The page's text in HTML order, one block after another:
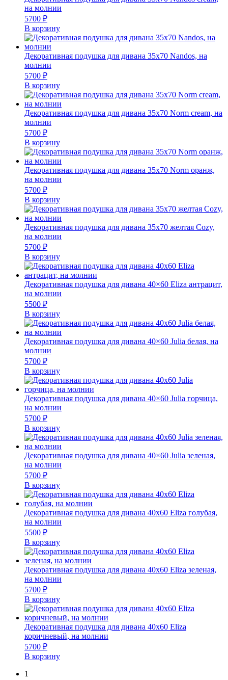
на молнии
5700 ₽
В корзину
Декоративная подушка для дивана 35х70 Nandos, на
молнии
5700 ₽
В корзину
Декоративная подушка для дивана 35х70 Norm cream, на
молнии
5700 ₽
В корзину
Декоративная подушка для дивана 35х70 Norm оранж,
на молнии
5700 ₽
В корзину
Декоративная подушка для дивана 35х70 желтая Cozy,
на молнии
5700 ₽
В корзину
Декоративная подушка для дивана 40×60 Eliza антрацит,
на молнии
5500 ₽
В корзину
Декоративная подушка для дивана 40×60 Julia белая, на
молнии
5700 ₽
В корзину
Декоративная подушка для дивана 40×60 Julia горчица,
на молнии
5700 ₽
В корзину
Декоративная подушка для дивана 40×60 Julia зеленая,
на молнии
5700 ₽
В корзину
Декоративная подушка для дивана 40х60 Eliza голубая,
на молнии
5500 ₽
В корзину
Декоративная подушка для дивана 40х60 Eliza зеленая,
на молнии
5700 ₽
В корзину
Декоративная подушка для дивана 40х60 Eliza
коричневый, на молнии
5700 ₽
В корзину
1